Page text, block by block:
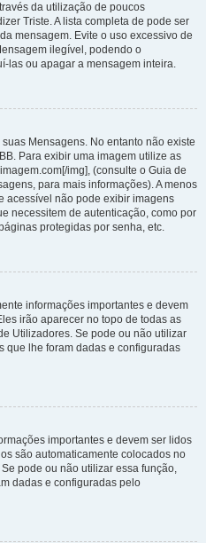
da utilização de poucos
Triste. A lista completa de pode ser
mensagem. Evite o uso excessivo de
ilegível, podendo o
las ou apagar a mensagem inteira.
Mensagens. No entanto não existe
Para exibir uma imagem utilize as
img], (consulte o Guia de
para mais informações). A menos
acessível não pode exibir imagens
necessitem de autenticação, como por
protegidas por senha, etc.
informações importantes e devem
irão aparecer no topo de todas as
Utilizadores. Se pode ou não utilizar
que lhe foram dadas e configuradas
importantes e devem ser lidos
são automaticamente colocados no
pode ou não utilizar essa função,
dadas e configuradas pelo